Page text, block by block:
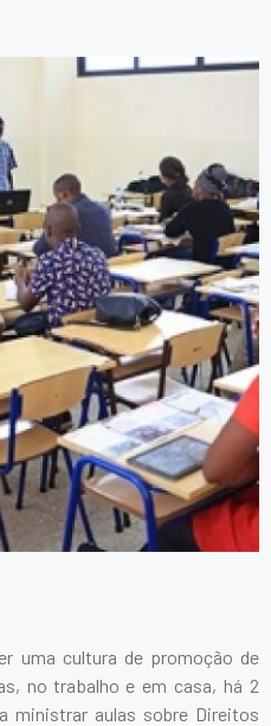
uma cultura de promoção de
no trabalho e em casa, há 2
ministrar aulas sobre Direitos